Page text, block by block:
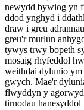
newydd bywiog yn
ddod ynghyd i
draw i greu
greu'r murlun
tywys trwy bopeth
mosaig rhyfeddol
weithdai dylunio ym
gwych. Mae'r
flwyddyn y
tirnodau